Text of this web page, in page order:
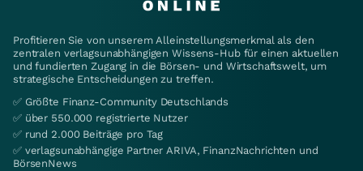
Profitieren Sie von unserem Alleinstellungsmerkmal als den
zentralen verlagsunabhängigen Wissens-Hub für einen aktuellen
und fundierten Zugang in die Börsen- und Wirtschaftswelt, um
strategische Entscheidungen zu treffen.
✅ Größte Finanz-Community Deutschlands
✅ über 550.000 registrierte Nutzer
✅ rund 2.000 Beiträge pro Tag
✅ verlagsunabhängige Partner ARIVA, FinanzNachrichten und
BörsenNews